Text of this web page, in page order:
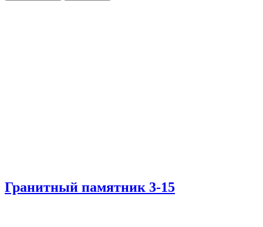
Гранитный памятник 3-15